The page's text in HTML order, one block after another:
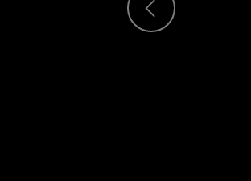
Previous